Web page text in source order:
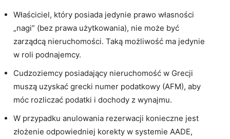
Właściciel, który posiada jedynie prawo własności
„nagi” (bez prawa użytkowania), nie może być
zarządcą nieruchomości. Taką możliwość ma jedynie
w roli podnajemcy.
Cudzoziemcy posiadający nieruchomość w Grecji
muszą uzyskać grecki numer podatkowy (AFM), aby
móc rozliczać podatki i dochody z wynajmu.
W przypadku anulowania rezerwacji konieczne jest
złożenie odpowiedniej korekty w systemie AADE,